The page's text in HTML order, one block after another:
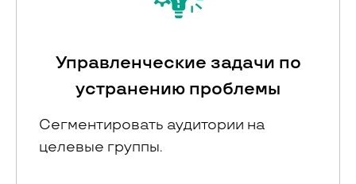
Управленческие задачи по
устранению проблемы
Сегментировать аудитории на
целевые группы.